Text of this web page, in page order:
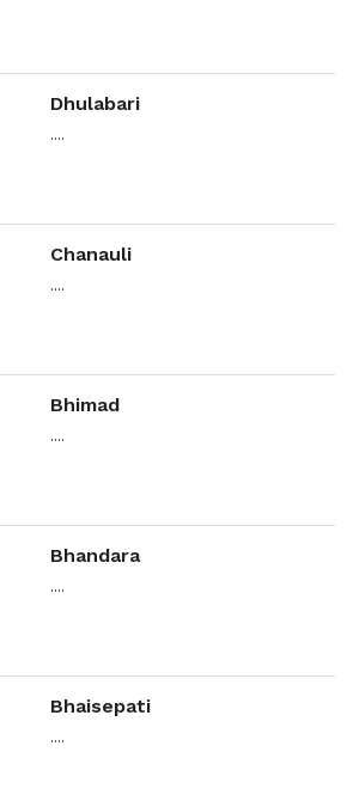
Dhulabari
....
Chanauli
....
Bhimad
....
Bhandara
....
Bhaisepati
....